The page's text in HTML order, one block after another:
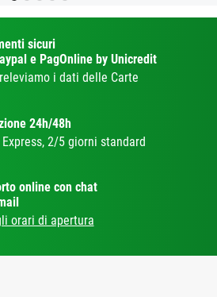
sicuri
e PagOnline by Unicredit
i dati delle Carte
24h/48h
2/5 giorni standard
online con chat
orari di apertura